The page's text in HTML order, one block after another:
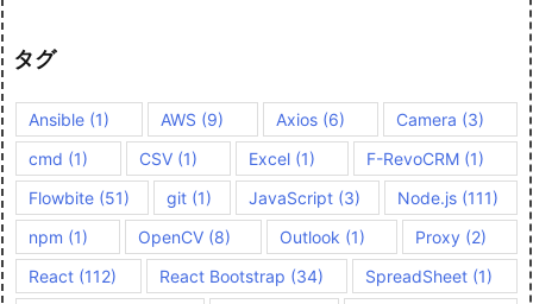
タグ
Ansible (1) AWS (9) Axios(6) Camera (3)
cmd (1) CSV (1) Excel (1) F-RevoCRM (1)
Flowbite (51) git (1) JavaScript (3) Node.js (111)
npm (1) OpenCV(8) Outlook (1) Proxy (2)
React (112) React Bootstrap (34) SpreadSheet (1)